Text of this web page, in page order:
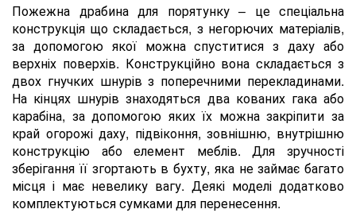
Пожежна драбина для порятунку – це спеціальна
конструкція що складається, з негорючих матеріалів,
за допомогою якої можна спуститися з даху або
верхніх поверхів. Конструкційно вона складається з
двох гнучких шнурів з поперечними перекладинами.
На кінцях шнурів знаходяться два кованих гака або
карабіна, за допомогою яких їх можна закріпити за
край огорожі даху, підвіконня, зовнішню, внутрішню
конструкцію або елемент меблів. Для зручності
зберігання її згортають в бухту, яка не займає багато
місця і має невелику вагу. Деякі моделі додатково
комплектуються сумками для перенесення.